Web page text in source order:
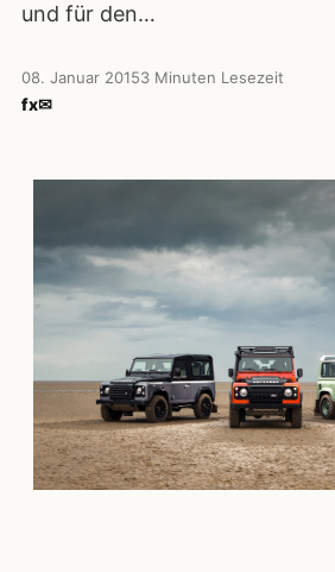
und für den…
08. Januar 20153 Minuten Lesezeit
fx✉